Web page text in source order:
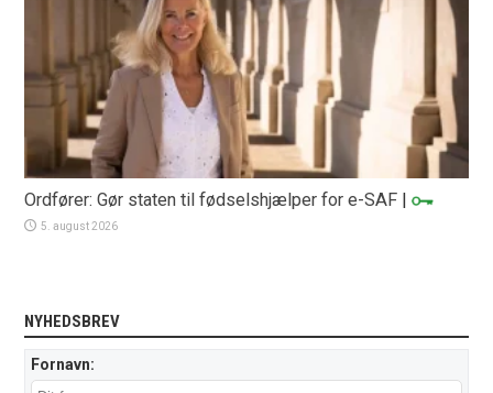
Ordfører: Gør staten til fødselshjælper for e-SAF |
5. august 2026
NYHEDSBREV
Fornavn: